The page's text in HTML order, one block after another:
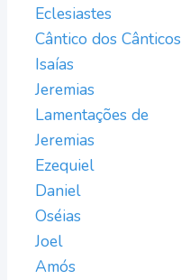
Eclesiastes
Cântico dos Cânticos
Isaías
Jeremias
Lamentações de
Jeremias
Ezequiel
Daniel
Oséias
Joel
Amós